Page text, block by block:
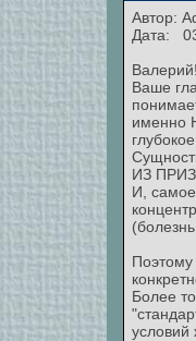
Автор:
Дата:
Валерий!
Ваше
именно
ИЗ
И, самое
Более
условий